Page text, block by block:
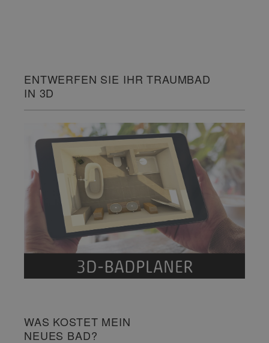
ENTWERFEN SIE IHR TRAUMBAD
IN 3D
WAS KOSTET MEIN
NEUES BAD?